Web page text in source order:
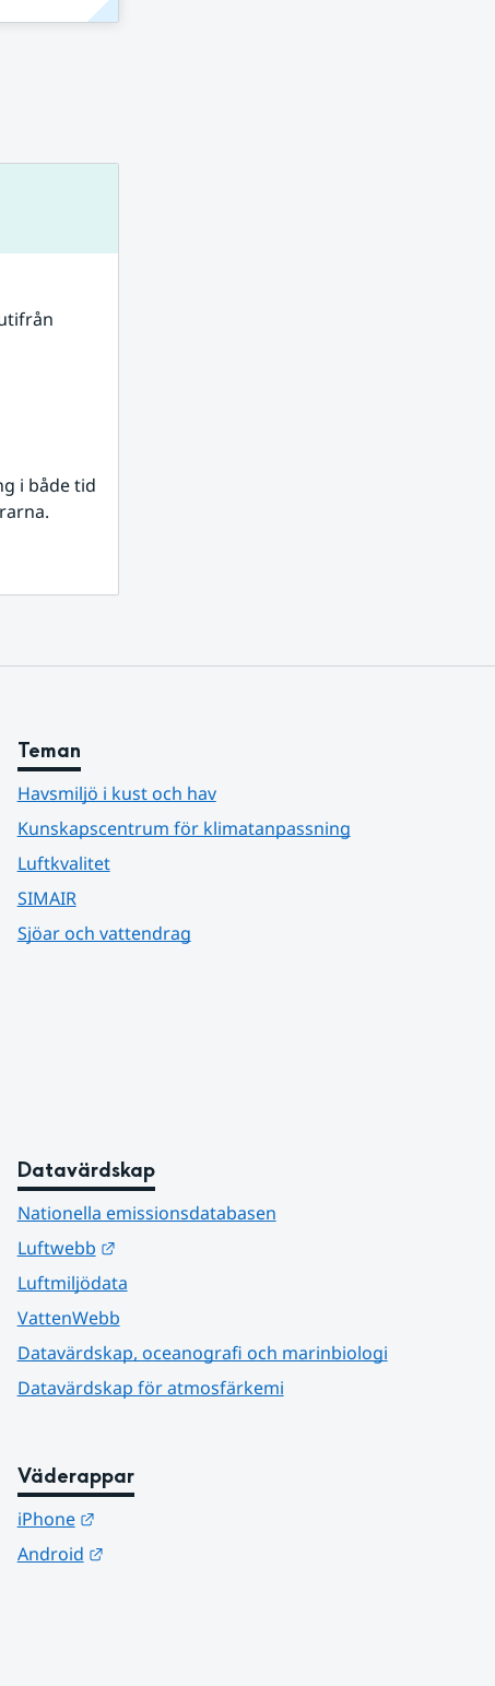
i både tid
Teman
Havsmiljö i kust och hav
Kunskapscentrum för klimatanpassning
Luftkvalitet
SIMAIR
Sjöar och vattendrag
Datavärdskap
Nationella emissionsdatabasen
Luftwebb
Länk till annan webbplats.
Luftmiljödata
VattenWebb
Datavärdskap, oceanografi och marinbiologi
Datavärdskap för atmosfärkemi
Väderappar
iPhone
Länk till annan webbplats.
Android
Länk till annan webbplats.